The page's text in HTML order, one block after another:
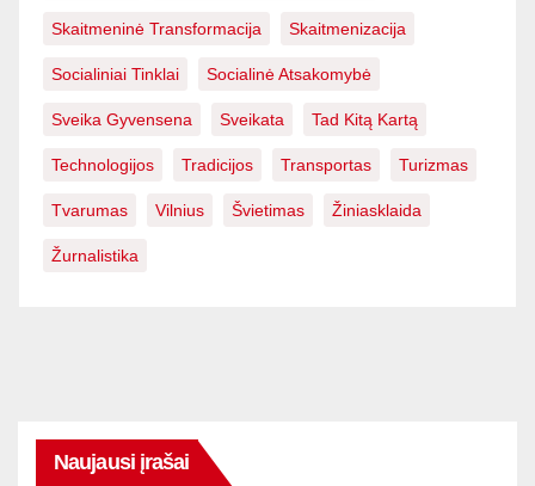
Skaitmeninė Transformacija Skaitmenizacija
Socialiniai Tinklai Socialinė Atsakomybė
Sveika Gyvensena Sveikata Tad Kitą Kartą
Technologijos Tradicijos Transportas Turizmas
Tvarumas Vilnius Švietimas Žiniasklaida
Žurnalistika
Naujausi įrašai